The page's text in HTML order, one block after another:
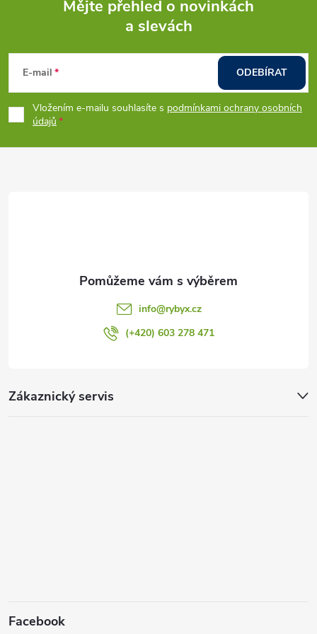
v
k
y
n
p
a
Mějte přehled o novinkách
a slevách
E-mail
Vložením e-mailu souhlasíte s podmínkami ochrany osobních
údajů
ODEBÍRAT
Zákaznický servis
Facebook
info@rybyx.cz
(+420) 603 278 471